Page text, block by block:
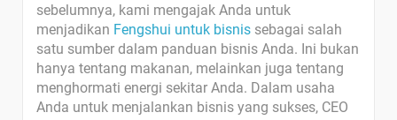
sebelumnya, kami mengajak Anda untuk
menjadikan Fengshui untuk bisnis sebagai salah
satu sumber dalam panduan bisnis Anda. Ini bukan
hanya tentang makanan, melainkan juga tentang
menghormati energi sekitar Anda. Dalam usaha
Anda untuk menjalankan bisnis yang sukses, CEO